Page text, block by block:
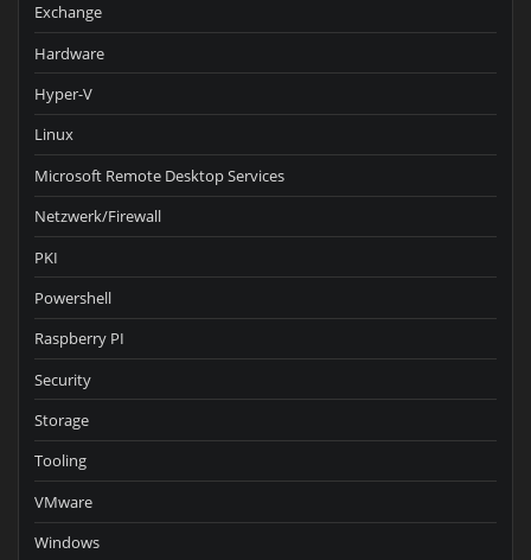
Exchange
Hardware
Hyper-V
Linux
Microsoft Remote Desktop Services
Netzwerk/Firewall
PKI
Powershell
Raspberry PI
Security
Storage
Tooling
VMware
Windows